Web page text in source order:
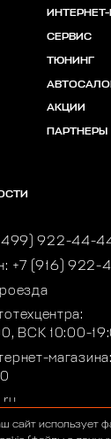
СЕРВИС
ТЮНИНГ
АКЦИИ
ПАРТНЕРЫ
922-44-
+7 (916) 922-
ВСК 10:00-
магазина:
сайт использует